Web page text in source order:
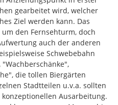
gearbeitet wird, welcher
Ziel werden kann. Das
den Fernsehturm, doch
auch der anderen
Schwebebahn
"Wachberschänke",
die tollen Biergärten
Stadtteilen u.v.a. sollten
Ausarbeitung.